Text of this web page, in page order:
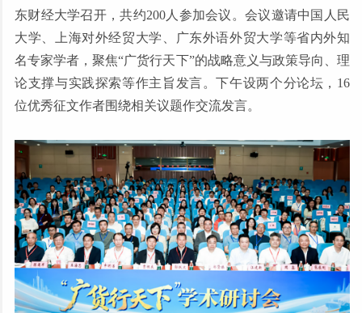
东财经大学召开，共约200人参加会议。会议邀请中国人民
大学、上海对外经贸大学、广东外语外贸大学等省内外知
名专家学者，聚焦“广货行天下”的战略意义与政策导向、理
论支撑与实践探索等作主旨发言。下午设两个分论坛，16
位优秀征文作者围绕相关议题作交流发言。